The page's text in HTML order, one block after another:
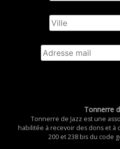
Tonnerre
Tonnerre de Jazz est une
habilitée à recevoir des dons et à
200 et 238 bis du code